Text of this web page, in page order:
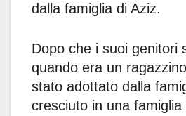
dalla famiglia di Aziz.
Dopo che i suoi genitori
quando era un
stato adottato dalla
cresciuto in una